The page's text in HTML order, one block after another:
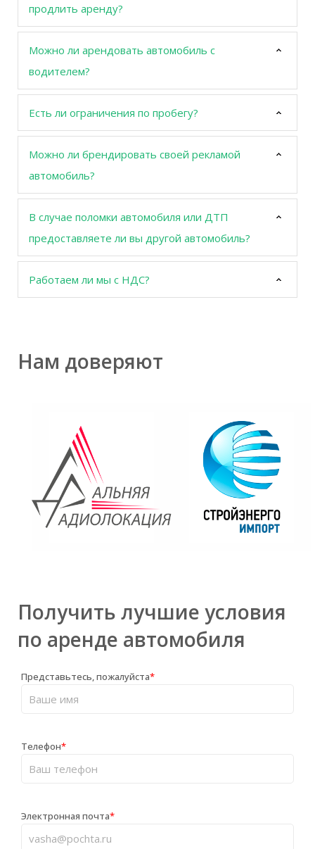
продлить аренду?
Можно ли арендовать автомобиль с
водителем?
Есть ли ограничения по пробегу?
Можно ли брендировать своей рекламой
автомобиль?
В случае поломки автомобиля или ДТП
предоставляете ли вы другой автомобиль?
Работаем ли мы с НДС?
Нам доверяют
Получить лучшие условия
по аренде автомобиля
Представьтесь, пожалуйста*
Телефон*
Электронная почта*